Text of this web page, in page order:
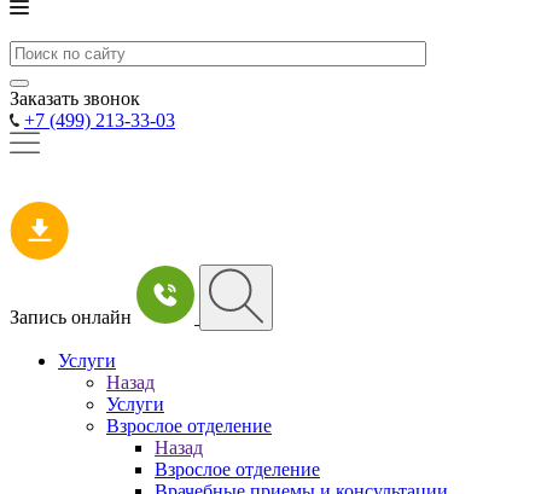
Заказать звонок
+7 (499) 213-33-03
Запись онлайн
Услуги
Назад
Услуги
Взрослое отделение
Назад
Взрослое отделение